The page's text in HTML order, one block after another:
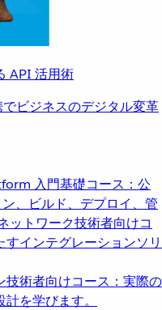
API 活用術
ビジネスのデジタル変革
入門基礎コース：公
、ビルド、デプロイ、管
ットワーク技術者向けコ
インテグレーションソリ
技術者向けコース：実際の
を学びます。